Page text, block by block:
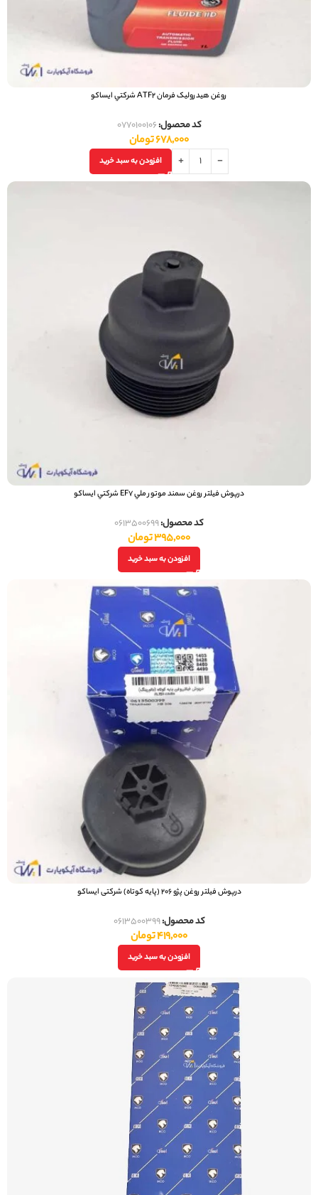
روغن هيدروليک فرمان ATF2 شرکتي ایساکو
کد محصول:0770100106
678,000تومان
افزودن به سبد خرید
درپوش فيلتر روغن سمند موتور ملي EF7 شرکتي ایساکو
کد محصول:0613500699
395,000تومان
افزودن به سبد خرید
درپوش فیلتر روغن پژو 206 (پایه کوتاه) شرکتی ایساکو
کد محصول:0613500399
419,000تومان
افزودن به سبد خرید